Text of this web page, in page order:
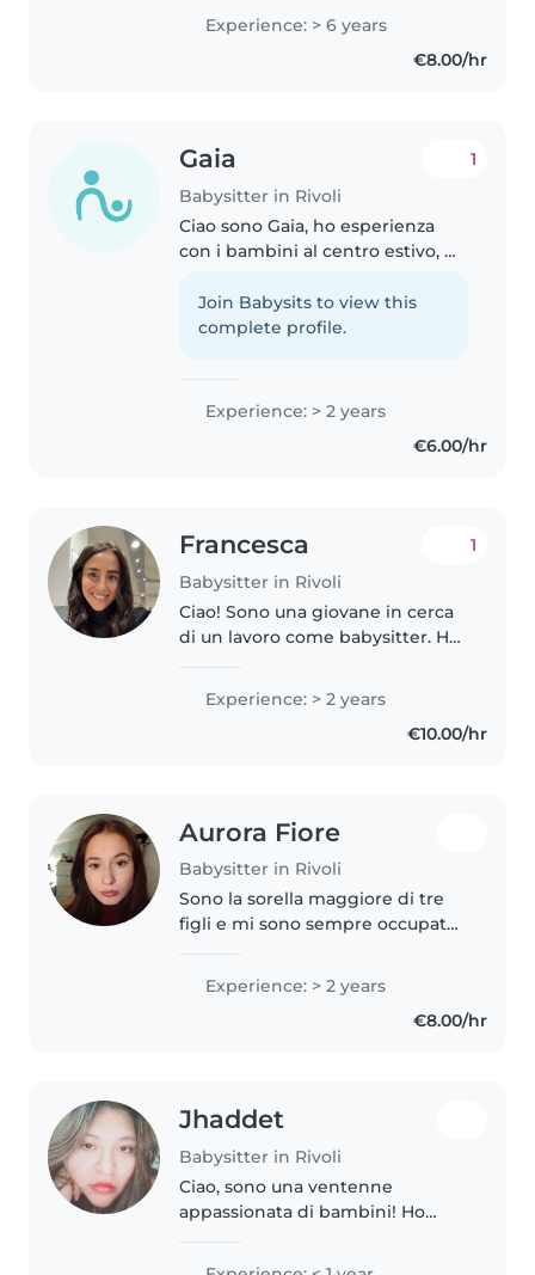
un'esperienza pluriennale con
bambini dagli 8 mesi ai 5 anni e
Experience: > 6 years
€8.00/hr
Gaia
Babysitter in Rivoli
1
Ciao sono Gaia, ho esperienza
con i bambini al centro estivo, mi
viceversa, sono molto positiva e
creativa, la priorità è fare stare al
Join Babysits to view this
complete profile.
Experience: > 2 years
€6.00/hr
Francesca
Babysitter in Rivoli
1
Ciao! Sono una giovane in cerca
di un lavoro come babysitter. Ho
alunni. Sono laureata in servizi
Experience: > 2 years
€10.00/hr
Aurora Fiore
Babysitter in Rivoli
Sono la sorella maggiore di tre
figli e mi sono sempre occupata
rispettivamente 8 e 11 anni di
differenza, dunque non é stata
Experience: > 2 years
€8.00/hr
Jhaddet
Babysitter in Rivoli
Ciao, sono una ventenne
appassionata di bambini! Ho
sono pronta per iniziare la mia